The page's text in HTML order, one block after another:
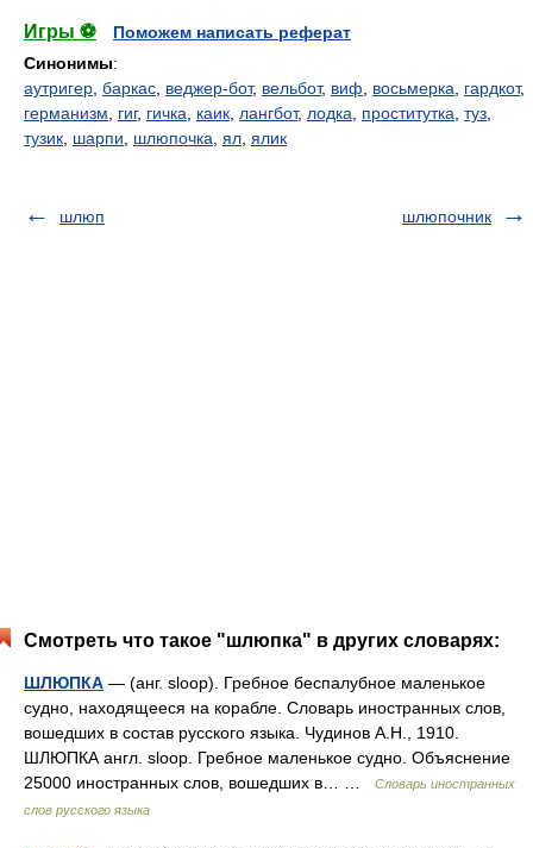
Игры ⚽
Поможем написать реферат
Синонимы:
аутригер баркас веджер-бот, вельбот, виф восьмерка гардкот,
германизм
гиг, гичка каик лангбот, лодка проститутка туз
тузик шарпи шлюпочка ял ялик
шлюп шлюпочник
Смотреть что такое "шлюпка" в других словарях:
ШЛЮПКА — (анг. sloop). Гребное беспалубное маленькое
судно, находящееся на корабле. Словарь иностранных слов,
вошедших в состав русского языка. Чудинов А.Н., 1910.
ШЛЮПКА англ. sloop. Гребное маленькое судно. Объяснение
25000 иностранных слов, вошедших в… …
Словарь иностранных
слов русского языка